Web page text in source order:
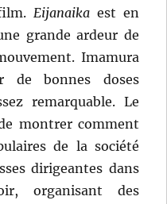
Eijanaikaest en
grande ardeur de
Imamura
de bonnes doses
remarquable. Le
montrer comment
de la société
dirigeantes dans
organisant des